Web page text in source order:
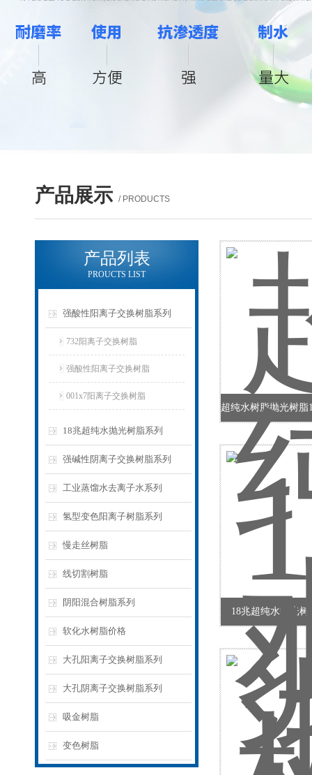
产品展示 / PRODUCTS
产品列表
PROUCTS LIST
强酸性阳离子交换树脂系列
732阳离子交换树脂
强酸性阳离子交换树脂
001x7阳离子交换树脂
18兆超纯水抛光树脂系列
强碱性阴离子交换树脂系列
工业蒸馏水去离子水系列
氢型变色阳离子树脂系列
慢走丝树脂
线切割树脂
阴阳混合树脂系列
软化水树脂价格
大孔阳离子交换树脂系列
大孔阴离子交换树脂系列
吸金树脂
变色树脂
18兆超纯水抛光